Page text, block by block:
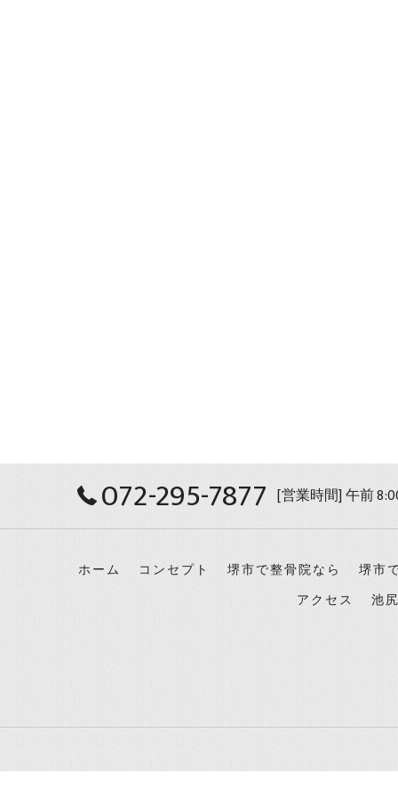
072-295-7877 [営業時間] 午前
ホーム コンセプト 堺市で整骨院なら 堺市
アクセス
池